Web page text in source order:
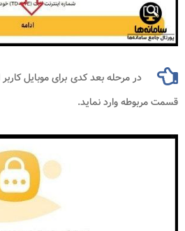
در مرحله بعد کدی برای موبایل
قسمت مربوطه وارد نماید.